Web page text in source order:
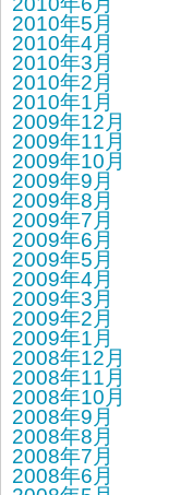
2010年5月
2010年4月
2010年3月
2010年2月
2010年1月
2009年12月
2009年11月
2009年10月
2009年9月
2009年8月
2009年7月
2009年6月
2009年5月
2009年4月
2009年3月
2009年2月
2009年1月
2008年12月
2008年11月
2008年10月
2008年9月
2008年8月
2008年7月
2008年6月